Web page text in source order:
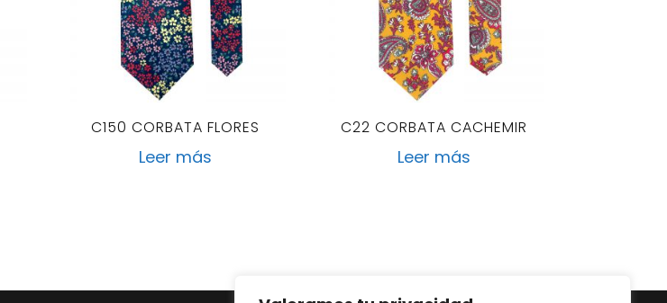
C150 CORBATA FLORES
Leer más
C22 CORBATA CACHEMIR
Leer más